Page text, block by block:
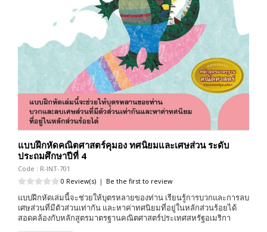
แบบฝึกหัดคณิตศาสตร์คุมอง ทศนิยมและเศษส่วน ระดับ
ประถมศึกษาปีที่ 4
Code : R-INT-701
0 Review(s) | Be the first to review
แบบฝึกหัดเล่มนี้จะช่วยให้บุตรหลายของท่าน เรียนรู้การบวกและการลบ
เศษส่วนที่มีตัวส่วนเท่ากัน และหาค่าทศนิยมที่อยู่ในหลักส่วนร้อยได้
สอดคล้องกับหลักสูตรมาตรฐานคณิตศาสตร์ประเทศสหรัฐอเมริกา